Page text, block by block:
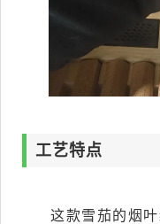
工艺特点
这款雪茄的烟